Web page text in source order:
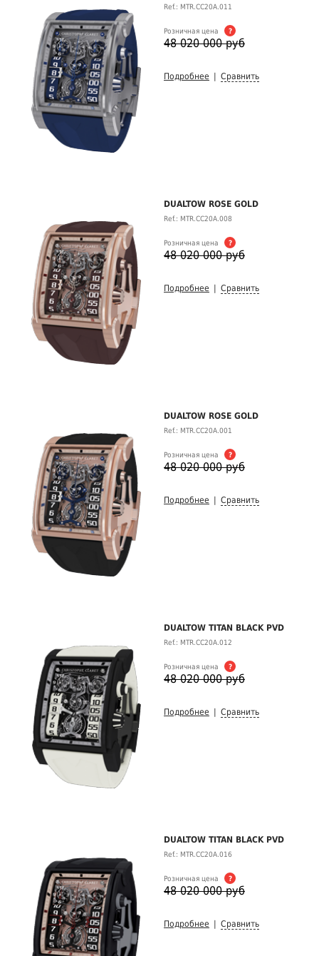
Ref.: MTR.CC20A.011
Розничная цена ?
48 020 000 руб
Подробнее Сравнить
DUALTOW ROSE GOLD
Ref.: MTR.CC20A.008
Розничная цена ?
48 020 000 руб
Подробнее Сравнить
DUALTOW ROSE GOLD
Ref.: MTR.CC20A.001
Розничная цена ?
48 020 000 руб
Подробнее Сравнить
DUALTOW TITAN BLACK PVD
Ref.: MTR.CC20A.012
Розничная цена ?
48 020 000 руб
Подробнее Сравнить
DUALTOW TITAN BLACK PVD
Ref.: MTR.CC20A.016
Розничная цена ?
48 020 000 руб
Подробнее Сравнить